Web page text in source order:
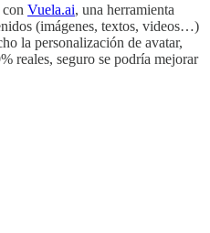
con Vuela.ai, una herramienta
(imágenes, textos, videos…)
la personalización de avatar,
reales, seguro se podría mejorar